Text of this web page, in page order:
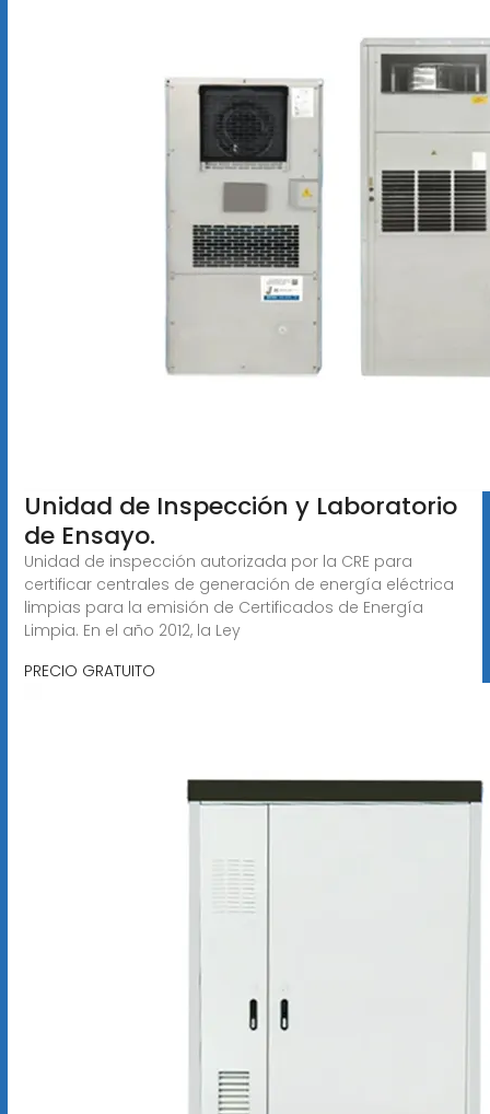
Unidad de Inspección y Laboratorio
de Ensayo.
Unidad de inspección autorizada por la CRE para
certificar centrales de generación de energía eléctrica
limpias para la emisión de Certificados de Energía
Limpia. En el año 2012, la Ley
PRECIO GRATUITO